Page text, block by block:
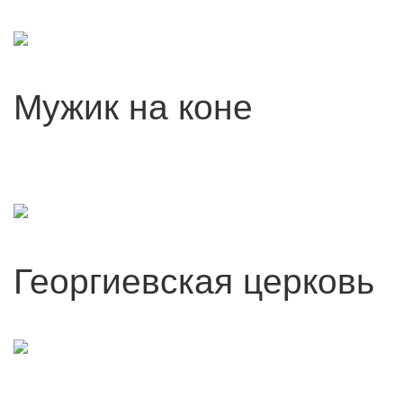
Мужик на коне
Георгиевская церковь